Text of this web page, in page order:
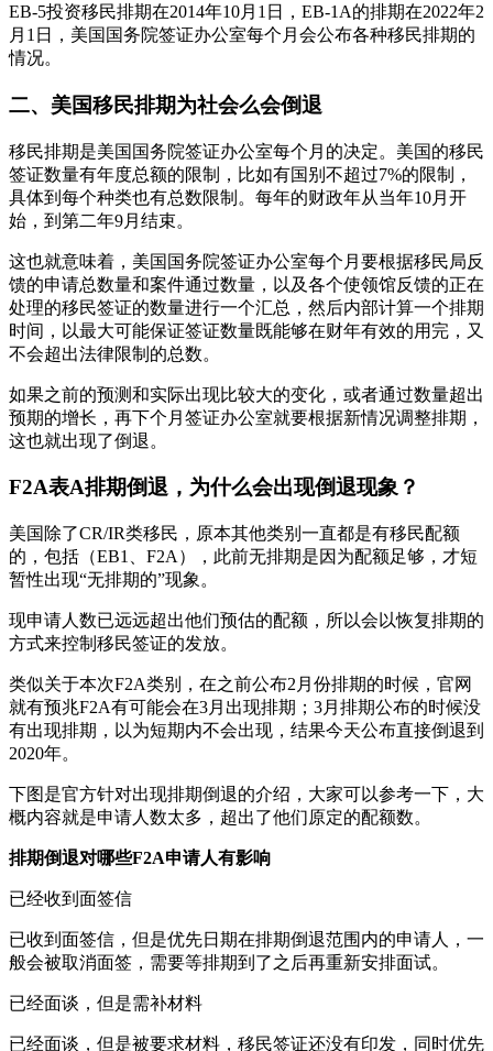
EB-5投资移民排期在2014年10月1日，EB-1A的排期在2022年2
月1日，美国国务院签证办公室每个月会公布各种移民排期的
情况。
二、美国移民排期为社会么会倒退
移民排期是美国国务院签证办公室每个月的决定。美国的移民
签证数量有年度总额的限制，比如有国别不超过7%的限制，
具体到每个种类也有总数限制。每年的财政年从当年10月开
始，到第二年9月结束。
这也就意味着，美国国务院签证办公室每个月要根据移民局反
馈的申请总数量和案件通过数量，以及各个使领馆反馈的正在
处理的移民签证的数量进行一个汇总，然后内部计算一个排期
时间，以最大可能保证签证数量既能够在财年有效的用完，又
不会超出法律限制的总数。
如果之前的预测和实际出现比较大的变化，或者通过数量超出
预期的增长，再下个月签证办公室就要根据新情况调整排期，
这也就出现了倒退。
F2A表A排期倒退，为什么会出现倒退现象？
美国除了CR/IR类移民，原本其他类别一直都是有移民配额
的，包括（EB1、F2A），此前无排期是因为配额足够，才短
暂性出现“无排期的”现象。
现申请人数已远远超出他们预估的配额，所以会以恢复排期的
方式来控制移民签证的发放。
类似关于本次F2A类别，在之前公布2月份排期的时候，官网
就有预兆F2A有可能会在3月出现排期；3月排期公布的时候没
有出现排期，以为短期内不会出现，结果今天公布直接倒退到
2020年。
下图是官方针对出现排期倒退的介绍，大家可以参考一下，大
概内容就是申请人数太多，超出了他们原定的配额数。
排期倒退对哪些F2A申请人有影响
已经收到面签信
已收到面签信，但是优先日期在排期倒退范围内的申请人，一
般会被取消面签，需要等排期到了之后再重新安排面试。
已经面谈，但是需补材料
已经面谈，但是被要求材料，移民签证还没有印发，同时优先